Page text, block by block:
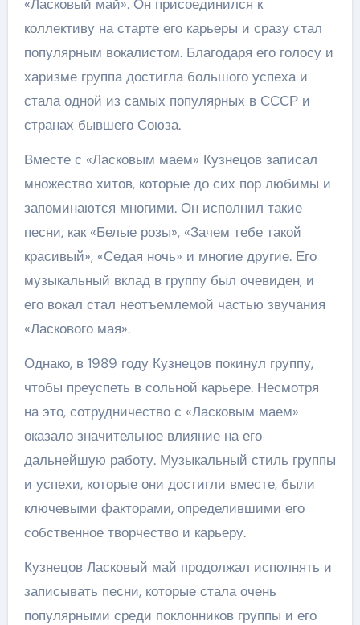
«Ласковый май». Он присоединился к
коллективу на старте его карьеры и сразу стал
популярным вокалистом. Благодаря его голосу и
харизме группа достигла большого успеха и
стала одной из самых популярных в СССР и
странах бывшего Союза.
Вместе с «Ласковым маем» Кузнецов записал
множество хитов, которые до сих пор любимы и
запоминаются многими. Он исполнил такие
песни, как «Белые розы», «Зачем тебе такой
красивый», «Седая ночь» и многие другие. Его
музыкальный вклад в группу был очевиден, и
его вокал стал неотъемлемой частью звучания
«Ласкового мая».
Однако, в 1989 году Кузнецов покинул группу,
чтобы преуспеть в сольной карьере. Несмотря
на это, сотрудничество с «Ласковым маем»
оказало значительное влияние на его
дальнейшую работу. Музыкальный стиль группы
и успехи, которые они достигли вместе, были
ключевыми факторами, определившими его
собственное творчество и карьеру.
Кузнецов Ласковый май продолжал исполнять и
записывать песни, которые стала очень
популярными среди поклонников группы и его